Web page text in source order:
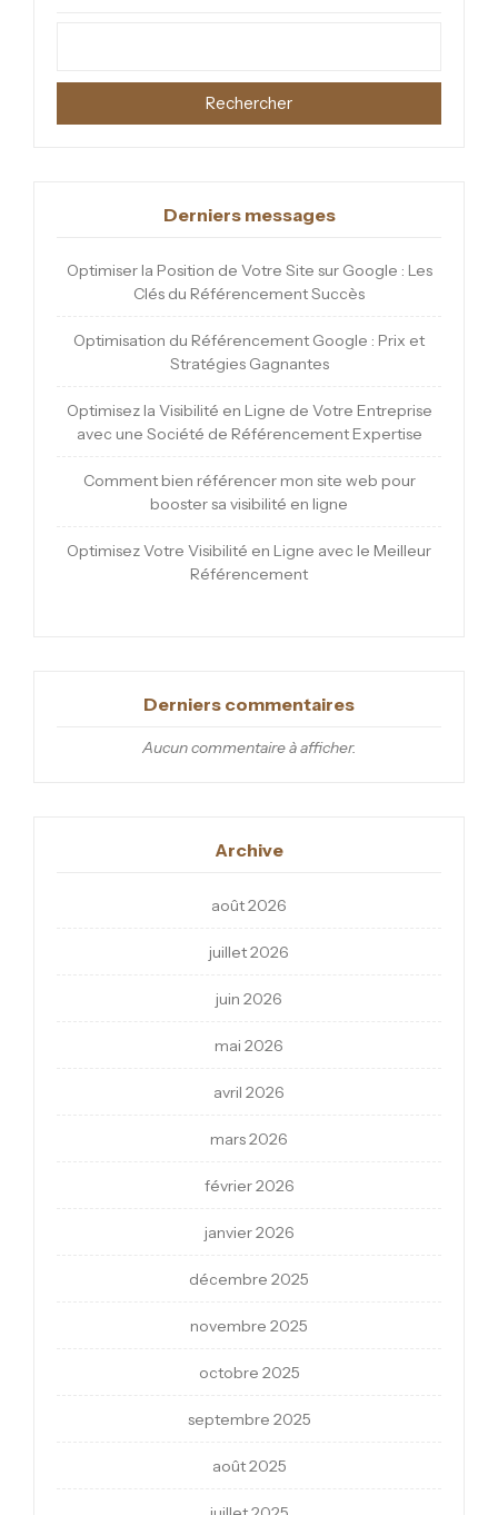
Rechercher
Derniers messages
Optimiser la Position de Votre Site sur Google : Les
Clés du Référencement Succès
Optimisation du Référencement Google : Prix et
Stratégies Gagnantes
Optimisez la Visibilité en Ligne de Votre Entreprise
avec une Société de Référencement Expertise
Comment bien référencer mon site web pour
booster sa visibilité en ligne
Optimisez Votre Visibilité en Ligne avec le Meilleur
Référencement
Derniers commentaires
Aucun commentaire à afficher.
Archive
août 2026
juillet 2026
juin 2026
mai 2026
avril 2026
mars 2026
février 2026
janvier 2026
décembre 2025
novembre 2025
octobre 2025
septembre 2025
août 2025